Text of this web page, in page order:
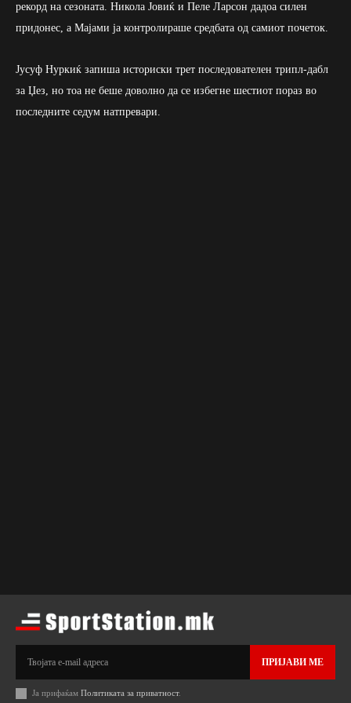
рекорд на сезоната. Никола Јовиќ и Пеле Ларсон дадоа силен
придонес, а Мајами ја контролираше средбата од самиот почеток.
Јусуф Нуркиќ запиша историски трет последователен трипл-дабл
за Џез, но тоа не беше доволно да се избегне шестиот пораз во
последните седум натпревари.
ПРИЈАВИ МЕ
Ја прифаќам Политиката за приватност.